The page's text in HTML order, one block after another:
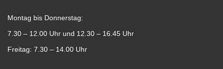
Montag bis Donnerstag:
7.30 – 12.00 Uhr und 12.30 – 16.45 Uhr
Freitag: 7.30 – 14.00 Uhr